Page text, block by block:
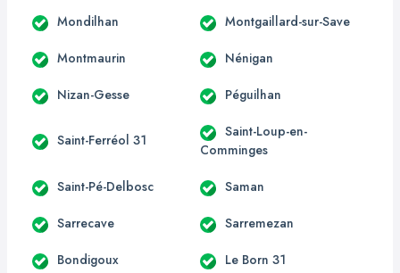
Mondilhan Montgaillard-sur-Save
Montmaurin Nénigan
Nizan-Gesse Péguilhan
Saint-Ferréol 31
Saint-Loup-en-
Comminges
Saint-Pé-Delbosc Saman
Sarrecave Sarremezan
Bondigoux Le Born 31